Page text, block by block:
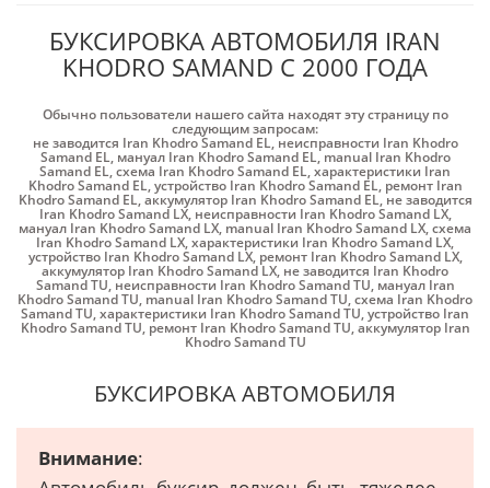
БУКСИРОВКА АВТОМОБИЛЯ IRAN
KHODRO SAMAND С 2000 ГОДА
Обычно пользователи нашего сайта находят эту страницу по
следующим запросам:
не заводится Iran Khodro Samand EL,неисправности Iran Khodro
Samand EL, мануал Iran Khodro Samand EL,manual Iran Khodro
Samand EL,схема Iran Khodro Samand EL,характеристики Iran
Khodro Samand EL,устройство Iran Khodro Samand EL, ремонт Iran
Khodro Samand EL,аккумулятор Iran Khodro Samand EL,не заводится
Iran Khodro Samand LX, неисправности Iran Khodro Samand LX,
мануал Iran Khodro Samand LX, manual Iran Khodro Samand LX,схема
Iran Khodro Samand LX,характеристики Iran Khodro Samand LX,
устройство Iran Khodro Samand LX, ремонт Iran Khodro Samand LX,
аккумулятор Iran Khodro Samand LX, не заводится Iran Khodro
Samand TU, неисправности Iran Khodro Samand TU, мануал Iran
Khodro Samand TU, manual Iran Khodro Samand TU,схема Iran Khodro
Samand TU,характеристики Iran Khodro Samand TU,устройство Iran
Khodro Samand TU, ремонт Iran Khodro Samand TU,аккумулятор Iran
Khodro Samand TU
БУКСИРОВКА АВТОМОБИЛЯ
Внимание: